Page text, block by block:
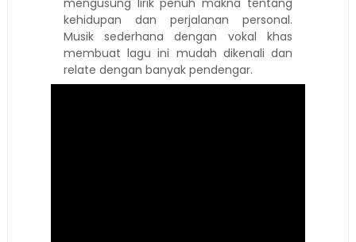
mengusung lirik penuh makna tentang
kehidupan dan perjalanan personal.
Musik sederhana dengan vokal khas
membuat lagu ini mudah dikenali dan
relate dengan banyak pendengar.